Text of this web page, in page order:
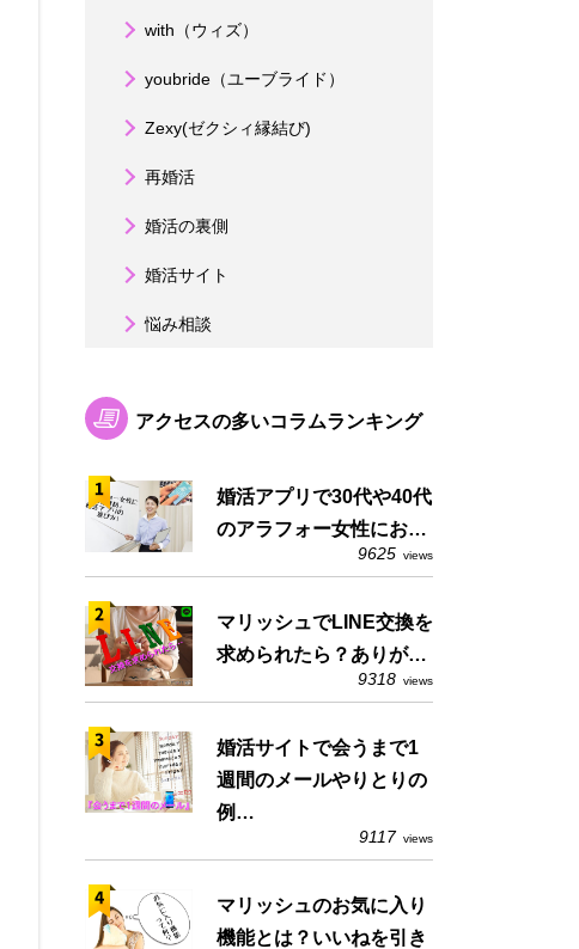
with（ウィズ）
youbride（ユーブライド）
Zexy(ゼクシィ縁結び)
再婚活
婚活の裏側
婚活サイト
悩み相談
アクセスの多いコラムランキング
婚活アプリで30代や40代
のアラフォー女性にお…
9625 views
マリッシュでLINE交換を
求められたら？ありが…
9318 views
婚活サイトで会うまで1
週間のメールやりとりの
例…
9117 views
マリッシュのお気に入り
機能とは？いいねを引き